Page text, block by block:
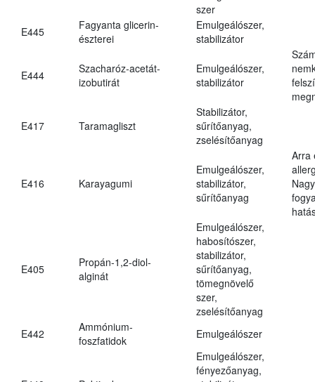
szer
E445
Fagyanta glicerin-
észterei
Emulgeálószer,
stabilizátor
E444
Szacharóz-acetát-
izobutirát
Emulgeálószer,
stabilizátor
E417 Taramagliszt
Stabilizátor,
sűrítőanyag,
zselésítőanyag
E416 Karayagumi
Emulgeálószer,
stabilizátor,
sűrítőanyag
Arra
E405
Propán-1,2-diol-
alginát
Emulgeálószer,
habosítószer,
stabilizátor,
sűrítőanyag,
tömegnövelő
szer,
zselésítőanyag
E442
Ammónium-
foszfatidok
Emulgeálószer
Emulgeálószer,
fényezőanyag,